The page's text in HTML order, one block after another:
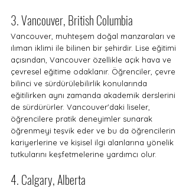
3. Vancouver, British Columbia
Vancouver, muhteşem doğal manzaraları ve
ılıman iklimi ile bilinen bir şehirdir. Lise eğitimi
açısından, Vancouver özellikle açık hava ve
çevresel eğitime odaklanır. Öğrenciler, çevre
bilinci ve sürdürülebilirlik konularında
eğitilirken aynı zamanda akademik derslerini
de sürdürürler. Vancouver'daki liseler,
öğrencilere pratik deneyimler sunarak
öğrenmeyi teşvik eder ve bu da öğrencilerin
kariyerlerine ve kişisel ilgi alanlarına yönelik
tutkularını keşfetmelerine yardımcı olur.
4. Calgary, Alberta